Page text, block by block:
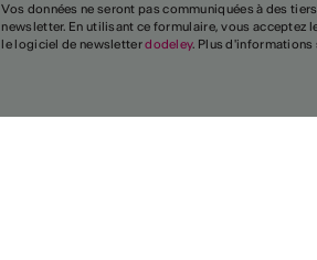
Vos données ne seront pas communiquées à des
newsletter. En utilisant ce formulaire, vous acceptez
le logiciel de newsletterdodeley. Plus d'informations